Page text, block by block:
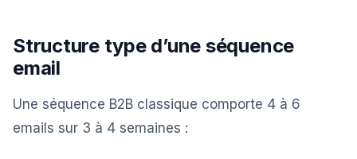
Structure type d’une séquence
email
Une séquence B2B classique comporte 4 à 6
emails sur 3 à 4 semaines :